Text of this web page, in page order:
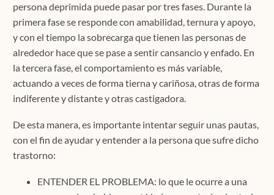
persona deprimida puede pasar por tres fases. Durante la
primera fase se responde con amabilidad, ternura y apoyo,
y con el tiempo la sobrecarga que tienen las personas de
alrededor hace que se pase a sentir cansancio y enfado. En
la tercera fase, el comportamiento es más variable,
actuando a veces de forma tierna y cariñosa, otras de forma
indiferente y distante y otras castigadora.
De esta manera, es importante intentar seguir unas pautas,
con el fin de ayudar y entender a la persona que sufre dicho
trastorno:
ENTENDER EL PROBLEMA: lo que le ocurre a una